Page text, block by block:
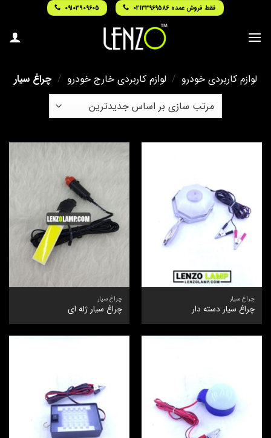
content
فقط فروش عمده 02133969586 09103909605
لوازم کاربردی خودرو / لوازم کاربردی خارج خودرو / چراغ سیار
چراغ سیار
چراغ سیار دسته دار
چراغ سیار
چراغ سیار ژله ای